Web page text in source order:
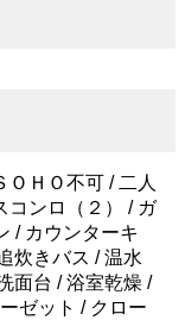
ＯＨＯ不可 / 二人
コンロ（２） / ガ
/ カウンターキ
炊きバス / 温水
面台 / 浴室乾燥 /
ゼット / クロー